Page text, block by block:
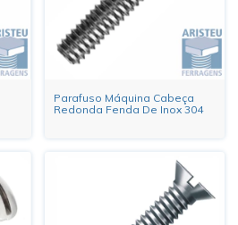
Parafuso Máquina Cabeça
Redonda Fenda De Inox 304